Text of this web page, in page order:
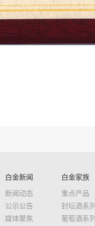
白金新闻
新闻动态
公示公告
媒体聚焦
白金家族
重点产品
封坛酒系列
葡萄酒系列